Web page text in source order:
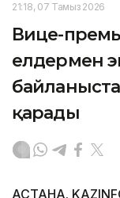
21:18, 07 Тамыз 2026
Вице-
елдермен
қарады
АСТАНА.